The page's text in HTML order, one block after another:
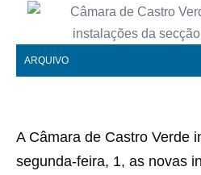
ARQUIVO
A Câmara de Castro Verde
segunda-feira, 1, as novas